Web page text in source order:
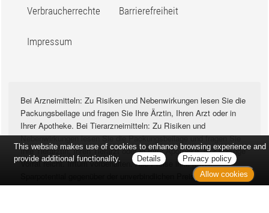
Verbraucherrechte Barrierefreiheit
Impressum
Bei Arzneimitteln: Zu Risiken und Nebenwirkungen lesen Sie die
Packungsbeilage und fragen Sie Ihre Ärztin, Ihren Arzt oder in
Ihrer Apotheke. Bei Tierarzneimitteln: Zu Risiken und
Nebenwirkungen lesen Sie die Packungsbeilage und fragen Sie
Ihre Tierärztin, Ihren Tierarzt oder in Ihrer Apotheke. Nur solange
Vorrat reicht. Irrtum vorbehalten. Alle Preise inkl. MwSt. *
Sparpotential gegenüber der unverbindlichen Preisempfehlung
des Herstellers (UVP) oder der unverbindlichen
This website makes use of cookies to enhance browsing experience and
provide additional functionality.
Details
Privacy policy
Allow cookies